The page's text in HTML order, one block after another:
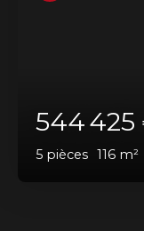
544 425
5 pièces 116 m²